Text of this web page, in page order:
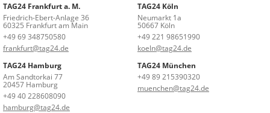
TAG24 Frankfurt a. M.
Friedrich-Ebert-Anlage 36
60325 Frankfurt am Main
+49 69 348750580
frankfurt@tag24.de
TAG24 Köln
Neumarkt 1a
50667 Köln
+49 221 98651990
koeln@tag24.de
TAG24 Hamburg
Am Sandtorkai 77
20457 Hamburg
+49 40 228608090
hamburg@tag24.de
TAG24 München
+49 89 215390320
muenchen@tag24.de